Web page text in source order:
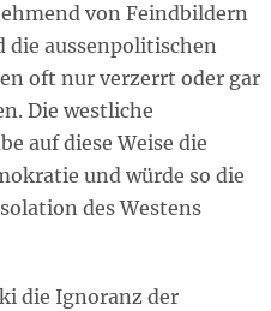
von Feindbildern
aussenpolitischen
oft nur verzerrt oder gar
Die westliche
auf diese Weise die
und würde so die
des Westens
die Ignoranz der